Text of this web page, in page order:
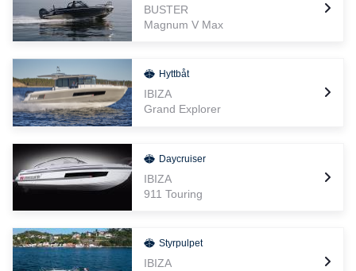
BUSTER
Magnum V Max
Hyttbåt
IBIZA
Grand Explorer
Daycruiser
IBIZA
911 Touring
Styrpulpet
IBIZA